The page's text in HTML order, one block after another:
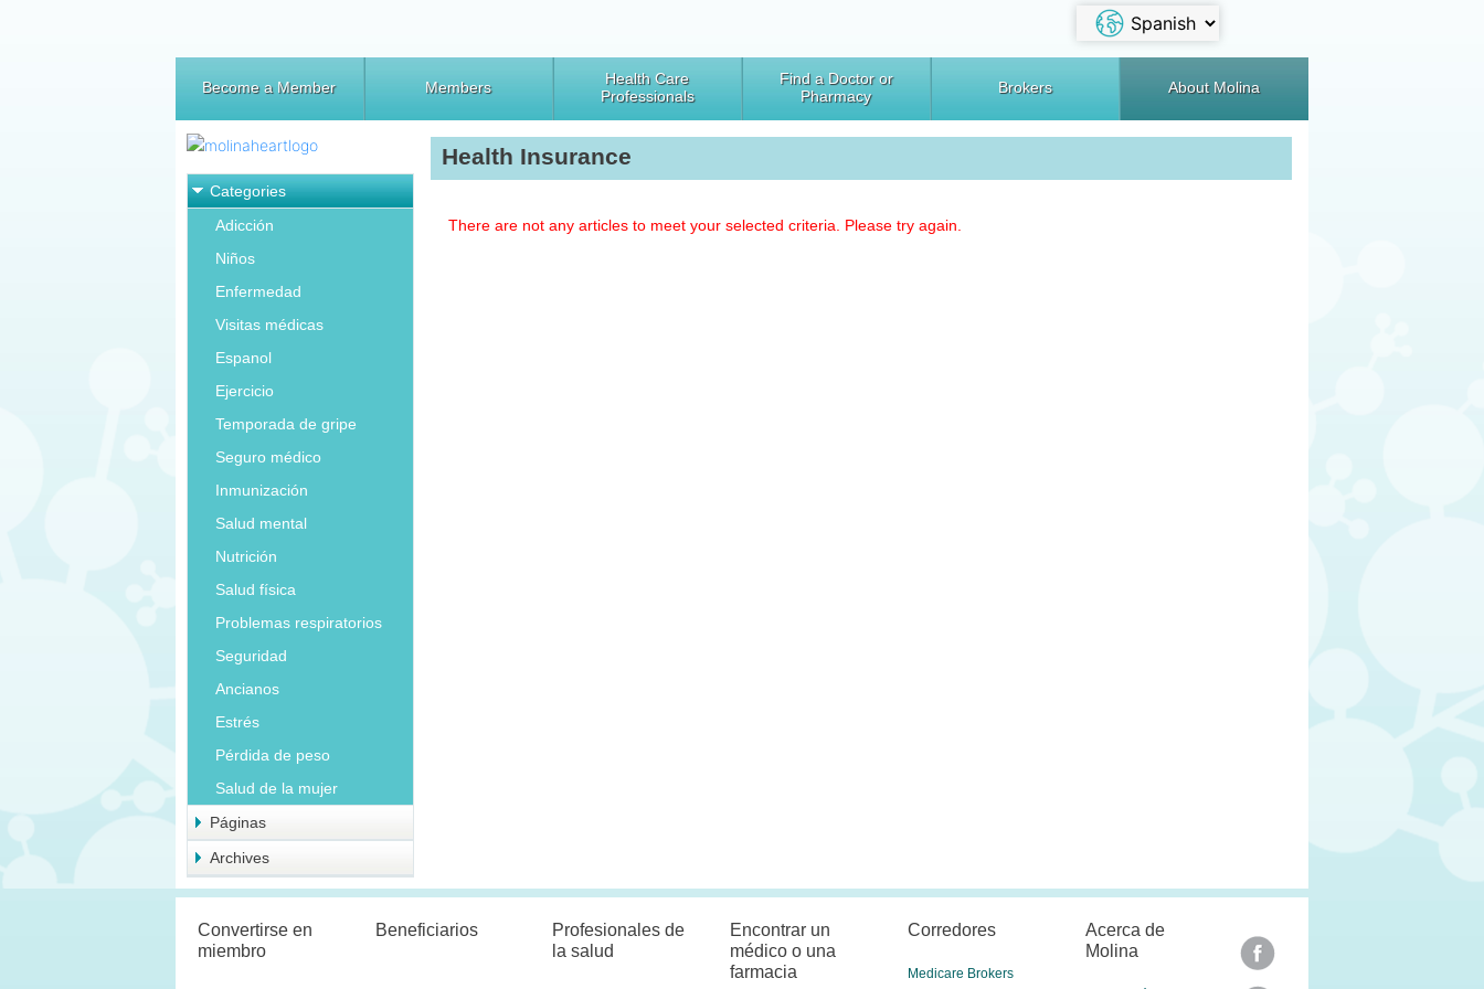
Become a Member Members
Health Care
Professionals
Find a Doctor or
Pharmacy
Brokers About Molina
Categories
Adicción
Niños
Enfermedad
Visitas médicas
Espanol
Ejercicio
Temporada de gripe
Seguro médico
Inmunización
Salud mental
Nutrición
Salud física
Problemas respiratorios
Seguridad
Ancianos
Estrés
Pérdida de peso
Salud de la mujer
Páginas
Archives
Health Insurance
There are not any articles to meet your selected criteria. Please try again.
Convertirse en
miembro
Beneficiarios
Profesionales de
la salud
Encontrar un
médico o una
farmacia
Corredores
Medicare Brokers
Acerca de
Molina